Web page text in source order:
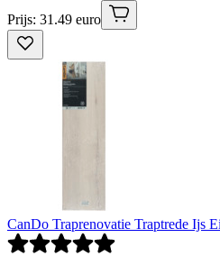
Prijs: 31.49 euro
CanDo Traprenovatie Traptrede Ijs